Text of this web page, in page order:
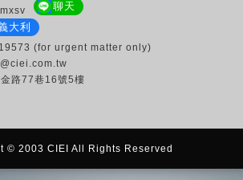
聊天
大利
(for urgent matter only)
路77巷16號5樓
© 2003 CIEI All Rights Reserved